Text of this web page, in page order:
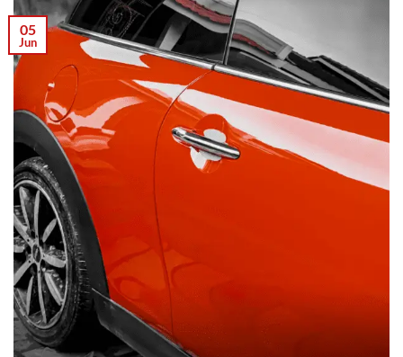
05
Jun